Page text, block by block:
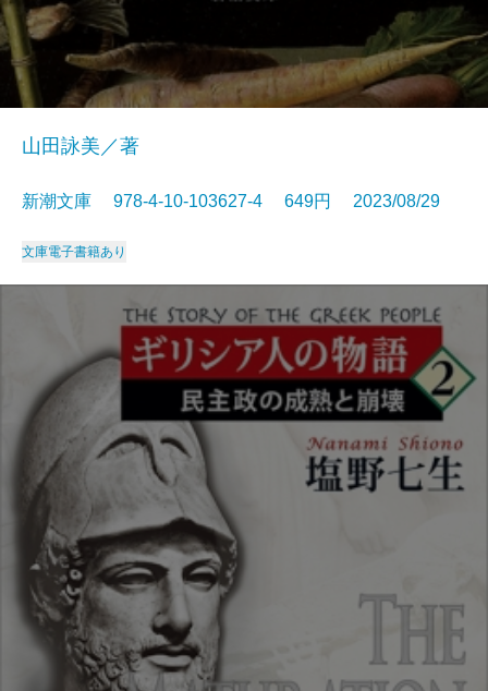
山田詠美／著
新潮文庫 978-4-10-103627-4 649円 2023/08/29
文庫電子書籍あり